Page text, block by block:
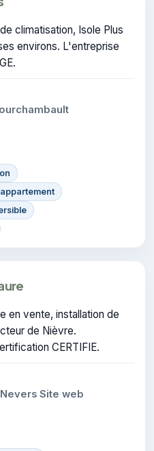
climatisation, Isole Plus
environs. L'entreprise
en vente, installation de
de Nièvre.
CERTIFIE.
Site web